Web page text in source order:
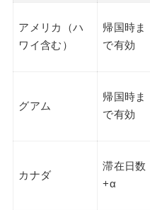
アメリカ（ハ
ワイ含む）
帰国時ま
で有効
グアム
帰国時ま
で有効
カナダ
滞在日数
+α